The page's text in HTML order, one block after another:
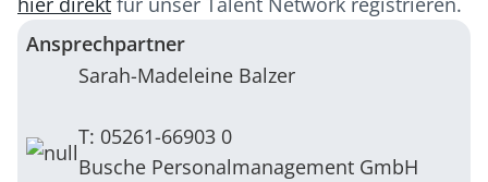
Ansprechpartner
Sarah-Madeleine Balzer
T: 05261-66903 0
Busche Personalmanagement GmbH